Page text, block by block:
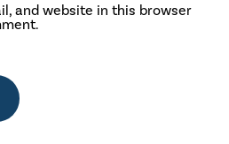
and website in this browser